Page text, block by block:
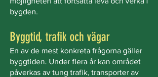
bygden.
Byggtid, trafik och vägar
En av de mest konkreta frågorna gäller
byggtiden. Under flera år kan området
påverkas av tung trafik, transporter av